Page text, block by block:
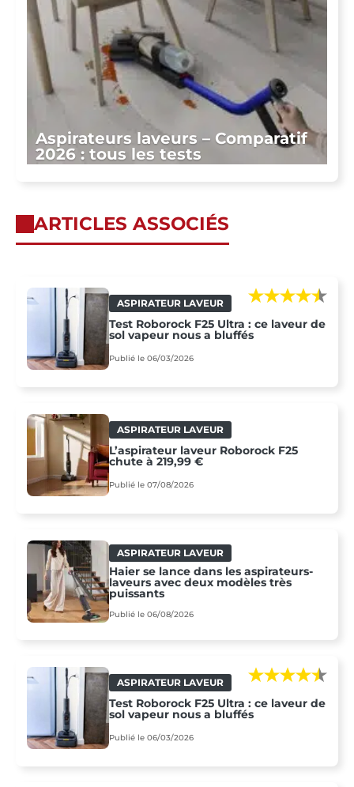
Aspirateurs laveurs – Comparatif
2026 : tous les tests
ARTICLES ASSOCIÉS
ASPIRATEUR LAVEUR
Test Roborock F25 Ultra : ce laveur de
sol vapeur nous a bluffés
Publié le 06/03/2026
ASPIRATEUR LAVEUR
L’aspirateur laveur Roborock F25
chute à 219,99 €
Publié le 07/08/2026
ASPIRATEUR LAVEUR
Haier se lance dans les aspirateurs-
laveurs avec deux modèles très
puissants
Publié le 06/08/2026
ASPIRATEUR LAVEUR
Test Roborock F25 Ultra : ce laveur de
sol vapeur nous a bluffés
Publié le 06/03/2026